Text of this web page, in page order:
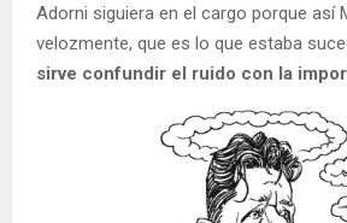
Adorni siguiera en el cargo porque así
velozmente, que es lo que estaba
sirve confundir el ruido con la